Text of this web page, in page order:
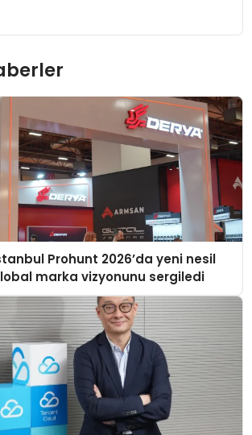
Prohunt 2026’da yeni nesil
marka vizyonunu sergiledi